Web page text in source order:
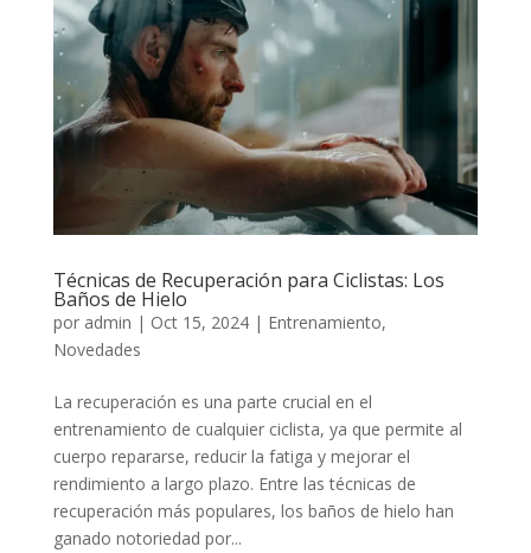
Técnicas de Recuperación para Ciclistas: Los
Baños de Hielo
por admin | Oct 15, 2024| Entrenamiento,
Novedades
La recuperación es una parte crucial en el
entrenamiento de cualquier ciclista, ya que permite al
cuerpo repararse, reducir la fatiga y mejorar el
rendimiento a largo plazo. Entre las técnicas de
recuperación más populares, los baños de hielo han
ganado notoriedad por...